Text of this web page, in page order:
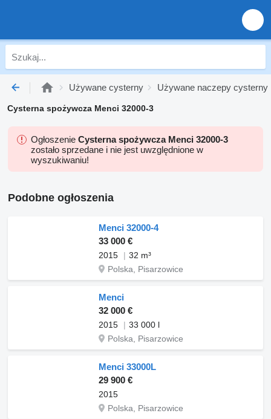
Używane cysterny Używane naczepy cysterny
Cysterna spożywcza Menci 32000-3
Ogłoszenie Cysterna spożywcza Menci 32000-3
zostało sprzedane i nie jest uwzględnione w
wyszukiwaniu!
Podobne ogłoszenia
Menci 32000-4
33 000 €
2015
32 m³
Polska, Pisarzowice
Menci
32 000 €
2015
33 000 l
Polska, Pisarzowice
Menci 33000L
29 900 €
2015
Polska, Pisarzowice